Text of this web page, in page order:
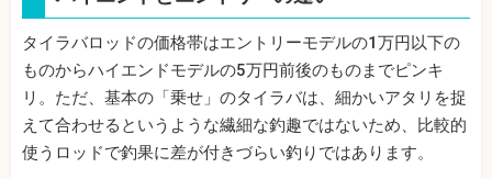
タイラバロッドの価格帯はエントリーモデルの1万円以下の
ものからハイエンドモデルの5万円前後のものまでピンキ
リ。ただ、基本の「乗せ」のタイラバは、細かいアタリを捉
えて合わせるというような繊細な釣趣ではないため、比較的
使うロッドで釣果に差が付きづらい釣りではあります。